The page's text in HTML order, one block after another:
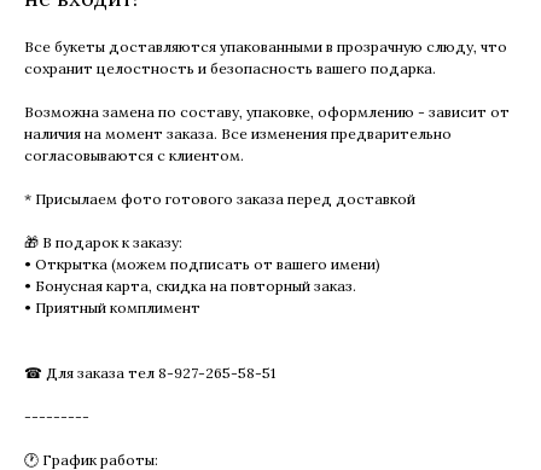
Все букеты доставляются упакованными в прозрачную слюду, что
сохранит целостность и безопасность вашего подарка.
Возможна замена по составу, упаковке, оформлению - зависит от
наличия на момент заказа. Все изменения предварительно
согласовываются с клиентом.
* Присылаем фото готового заказа перед доставкой
🎁 В подарок к заказу:
• Открытка (можем подписать от вашего имени)
• Бонусная карта, скидка на повторный заказ.
• Приятный комплимент
☎ Для заказа тел 8-927-265-58-51
---------
🕐 График работы: